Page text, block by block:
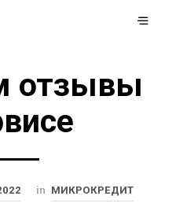
отзывы
in МИКРОКРЕДИТ